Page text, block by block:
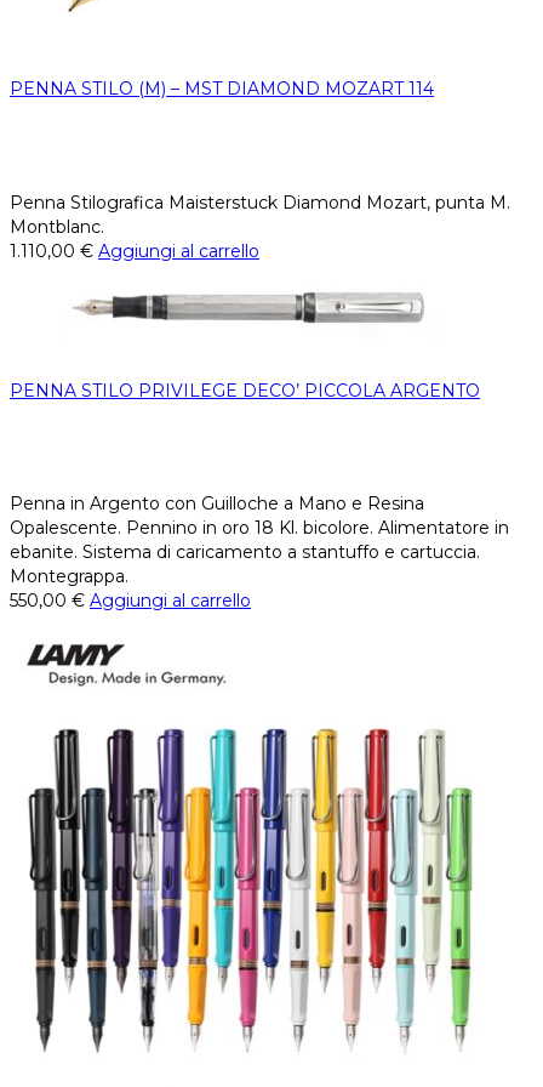
PENNA STILO (M) – MST DIAMOND MOZART 114
Penna Stilografica Maisterstuck Diamond Mozart, punta M.
Montblanc.
1.110,00 € Aggiungi al carrello
PENNA STILO PRIVILEGE DECO’ PICCOLA ARGENTO
Penna in Argento con Guilloche a Mano e Resina
Opalescente. Pennino in oro 18 Kl. bicolore. Alimentatore in
ebanite. Sistema di caricamento a stantuffo e cartuccia.
Montegrappa.
550,00 € Aggiungi al carrello